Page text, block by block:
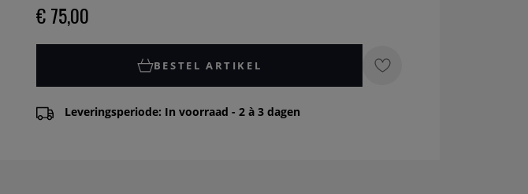
€ 75,00
BESTEL ARTIKEL
Leveringsperiode: In voorraad - 2 à 3 dagen